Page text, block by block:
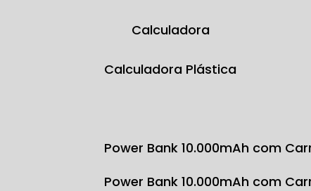
Calculadora
Calculadora Plástica
Power Bank 10.000mAh com
Power Bank 10.000mAh com